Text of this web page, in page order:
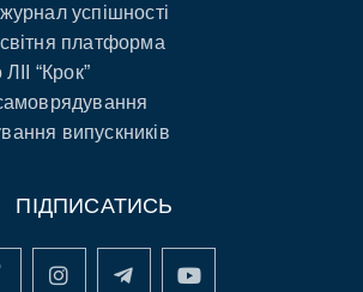
успішності
платформа
“Крок”
випускників
ПІДПИСАТИСЬ